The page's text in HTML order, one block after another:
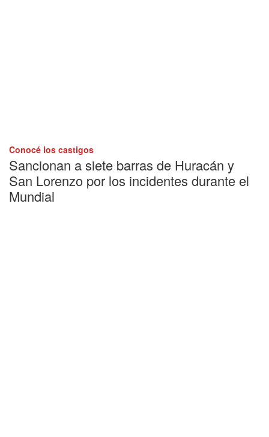
Conocé los castigos
Sancionan a siete barras de Huracán y
San Lorenzo por los incidentes durante el
Mundial